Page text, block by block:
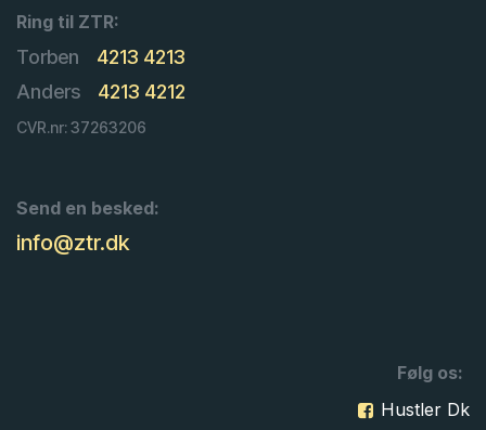
Ring til ZTR:
Torben
4213 4213
Anders
4213 4212
CVR.nr: 37263206
Send en besked:
info@ztr.dk
Følg os:
Hustler Dk